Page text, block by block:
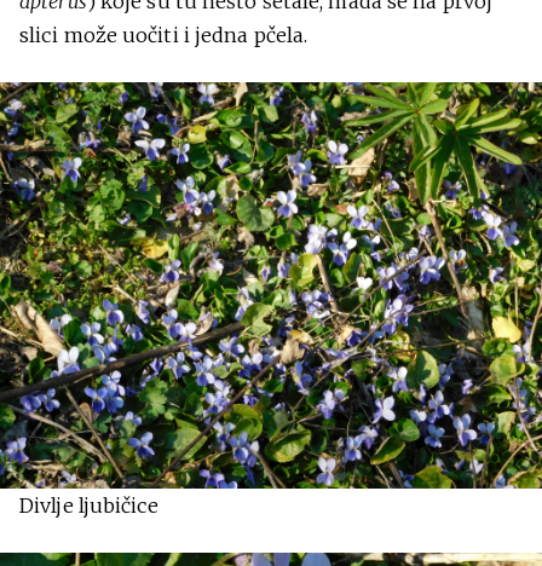
slici može uočiti i jedna pčela.
Divlje ljubičice